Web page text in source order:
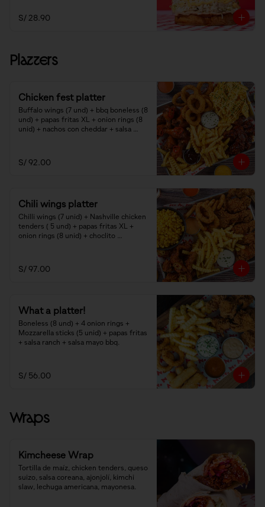
S/ 28.90
Platters
Chicken fest platter
Buffalo wings (7 und) + bbq boneless (8
und) + papas fritas XL + onion rings (8
unid) + nachos con cheddar + salsa
S/ 92.00
Chili wings platter
Chilli wings (7 unid) + Nashville chicken
tenders ( 5 und) + papas fritas XL +
onion rings (8 unid) + choclito
S/ 97.00
What a platter!
Boneless (8 und) + 4 onion rings +
Mozzarella sticks (5 unid) + papas fritas
+ salsa ranch + salsa mayo bbq.
S/ 56.00
Wraps
Kimcheese Wrap
Tortilla de maíz, chicken tenders, queso
suizo, salsa coreana, ajonjolí, kimchi
slaw, lechuga americana, mayonesa.